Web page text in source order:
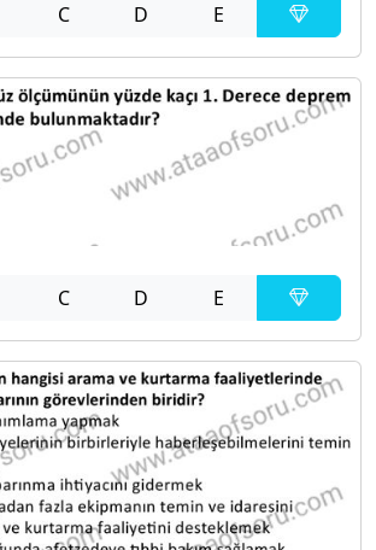
C D E
C D E